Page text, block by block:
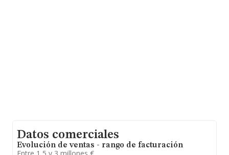
Datos comerciales
Evolución de ventas - rango de facturación